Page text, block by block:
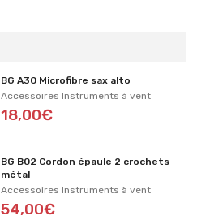
BG A30 Microfibre sax alto
Accessoires Instruments à vent
18,00€
BG B02 Cordon épaule 2 crochets
métal
Accessoires Instruments à vent
54,00€